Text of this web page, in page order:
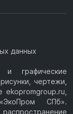
данных
и графические
чертежи,
СПб».